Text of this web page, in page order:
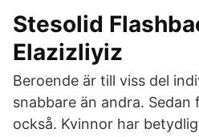
Stesolid
Elazizliyiz
Beroende är till viss del
snabbare än andra.
också. Kvinnor har